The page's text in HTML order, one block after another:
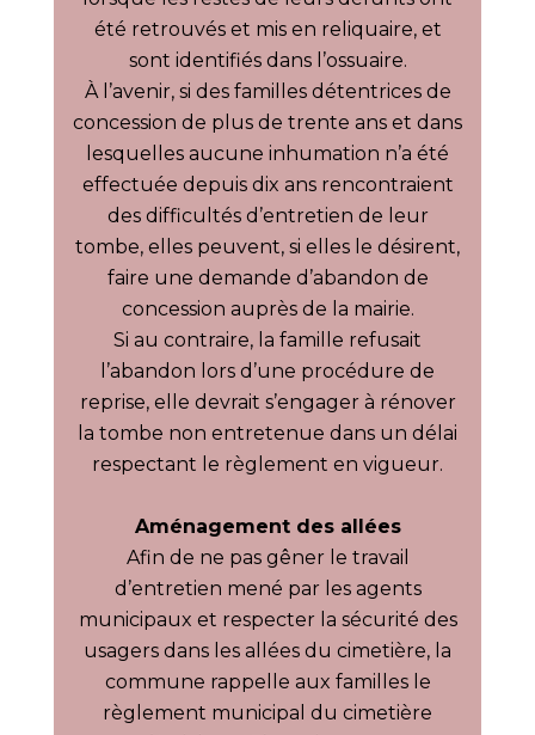
été retrouvés et mis en reliquaire, et
sont identifiés dans l’ossuaire.
À l’avenir, si des familles détentrices de
concession de plus de trente ans et dans
lesquelles aucune inhumation n’a été
effectuée depuis dix ans rencontraient
des difficultés d’entretien de leur
tombe, elles peuvent, si elles le désirent,
faire une demande d’abandon de
concession auprès de la mairie.
Si au contraire, la famille refusait
l’abandon lors d’une procédure de
reprise, elle devrait s’engager à rénover
la tombe non entretenue dans un délai
respectant le règlement en vigueur.
Aménagement des allées
Afin de ne pas gêner le travail
d’entretien mené par les agents
municipaux et respecter la sécurité des
usagers dans les allées du cimetière, la
commune rappelle aux familles le
règlement municipal du cimetière